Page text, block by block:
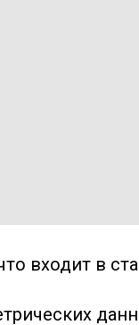
входит в